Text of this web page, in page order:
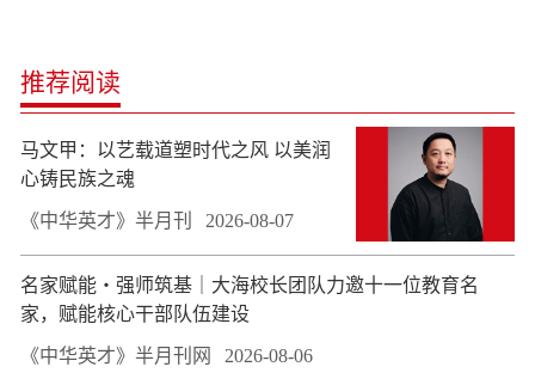
推荐阅读
马文甲：以艺载道塑时代之风 以美润
心铸民族之魂
《中华英才》半月刊 2026-08-07
名家赋能・强师筑基｜大海校长团队力邀十一位教育名
家，赋能核心干部队伍建设
《中华英才》半月刊网 2026-08-06